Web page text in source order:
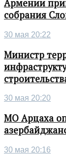
Армении
собрания
30 мая 20:22
Министр
30 мая 20:20
МО Арцаха
30 мая 20:16